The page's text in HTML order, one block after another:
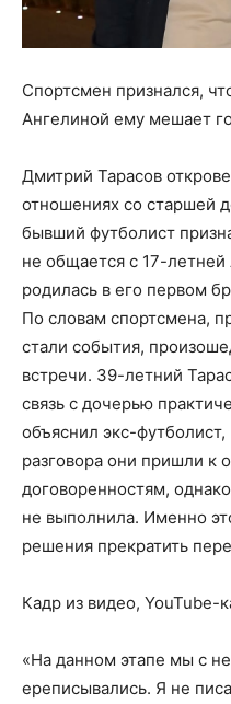
Спортсмен признался,
Ангелиной ему мешает
Дмитрий Тарасов
отношениях со старшей
бывший футболист
не общается с 17-летней
родилась в его первом
По словам спортсмена,
стали события,
встречи. 39-летний
связь с дочерью
объяснил экс-
разговора они пришли к
договоренностям,
не выполнила. Именно
решения прекратить
Кадр из видео, YouTube-
«На данном этапе мы с
ереписывались. Я не